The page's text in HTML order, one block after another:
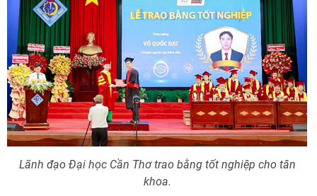
Lãnh đạo Đại học Cần Thơ trao bằng tốt nghiệp cho tân
khoa.